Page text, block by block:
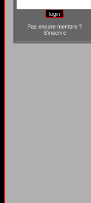
Pas encore membre ?
S'inscrire